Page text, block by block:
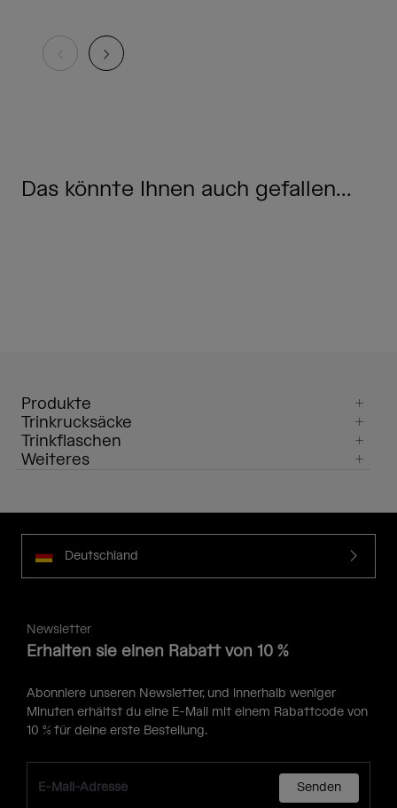
Das könnte Ihnen auch gefallen...
Produkte
Trinkrucksäcke
Trinkflaschen
Weiteres
Deutschland
Newsletter
Erhalten sie einen Rabatt von 10 %
Abonniere unseren Newsletter, und innerhalb weniger
Minuten erhältst du eine E-Mail mit einem Rabattcode von
10 % für deine erste Bestellung.
Senden